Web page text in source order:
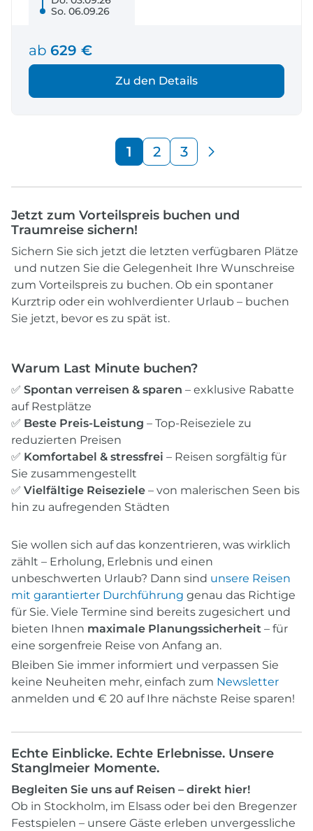
So. 06.09.26
ab 629 €
Zu den Details
1 2 3
Jetzt zum Vorteilspreis buchen und
Traumreise sichern!
Sichern Sie sich jetzt die letzten verfügbaren Plätze
und nutzen Sie die Gelegenheit Ihre Wunschreise
zum Vorteilspreis zu buchen. Ob ein spontaner
Kurztrip oder ein wohlverdienter Urlaub – buchen
Sie jetzt, bevor es zu spät ist.
Warum Last Minute buchen?
✅ Spontan verreisen & sparen – exklusive Rabatte
auf Restplätze
✅ Beste Preis-Leistung – Top-Reiseziele zu
reduzierten Preisen
✅ Komfortabel & stressfrei – Reisen sorgfältig für
Sie zusammengestellt
✅ Vielfältige Reiseziele – von malerischen Seen bis
hin zu aufregenden Städten
Sie wollen sich auf das konzentrieren, was wirklich
zählt – Erholung, Erlebnis und einen
unbeschwerten Urlaub? Dann sind unsere Reisen
mit garantierter Durchführung genau das Richtige
für Sie. Viele Termine sind bereits zugesichert und
bieten Ihnen maximale Planungssicherheit – für
eine sorgenfreie Reise von Anfang an.
Bleiben Sie immer informiert und verpassen Sie
keine Neuheiten mehr, einfach zum Newsletter
anmelden und € 20 auf Ihre nächste Reise sparen!
Echte Einblicke. Echte Erlebnisse. Unsere
Stanglmeier Momente.
Begleiten Sie uns auf Reisen – direkt hier!
Ob in Stockholm, im Elsass oder bei den Bregenzer
Festspielen – unsere Gäste erleben unvergessliche